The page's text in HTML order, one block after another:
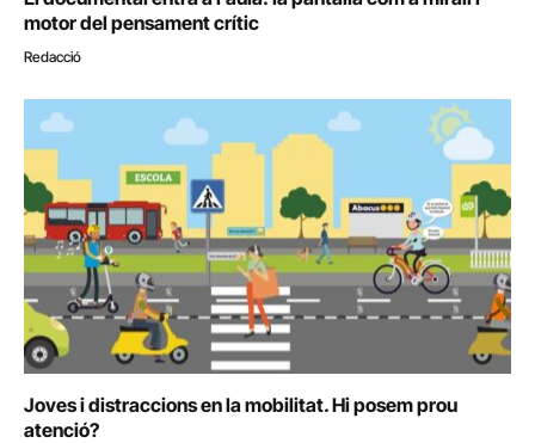
motor del pensament crític
Redacció
Joves i distraccions en la mobilitat. Hi posem prou
atenció?